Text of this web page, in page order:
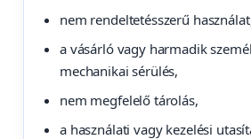
nem rendeltetésszerű
a vásárló vagy harmadik
mechanikai sérülés,
nem megfelelő tárolás,
a használati vagy kezelési